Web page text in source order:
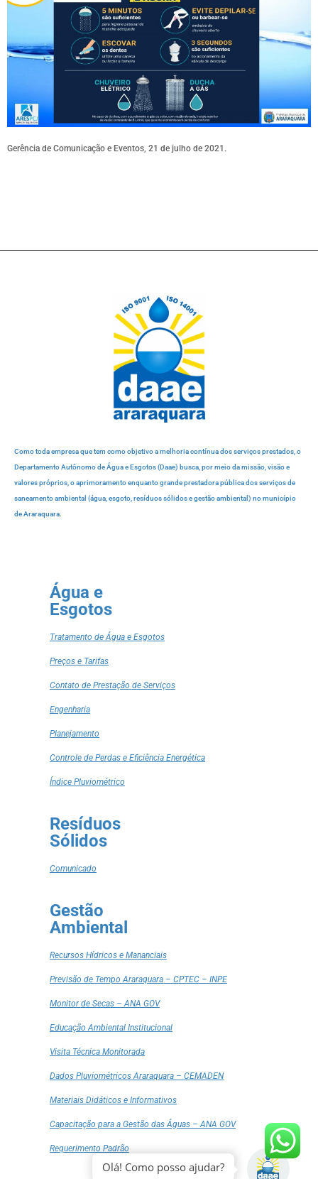
Gerência de Comunicação e Eventos, 21 de julho de 2021.
Como toda empresa que tem como objetivo a melhoria contínua dos serviços prestados, o
Departamento Autônomo de Água e Esgotos (Daae) busca, por meio da missão, visão e
valores próprios, o aprimoramento enquanto grande prestadora pública dos serviços de
saneamento ambiental (água, esgoto, resíduos sólidos e gestão ambiental) no município
de Araraquara.
Água e
Esgotos
Tratamento de Água e Esgotos
Preços e Tarifas
Contato de Prestação de Serviços
Engenharia
Planejamento
Controle de Perdas e Eficiência Energética
Índice Pluviométrico
Resíduos
Sólidos
Comunicado
Gestão
Ambiental
Recursos Hídricos e Mananciais
Previsão de Tempo Araraquara – CPTEC – INPE
Monitor de Secas – ANA GOV
Educação Ambiental Institucional
Visita Técnica Monitorada
Dados Pluviométricos Araraquara – CEMADEN
Materiais Didáticos e Informativos
Capacitação para a Gestão das Águas – ANA GOV
Requerimento Padrão
Olá! Como posso ajudar?